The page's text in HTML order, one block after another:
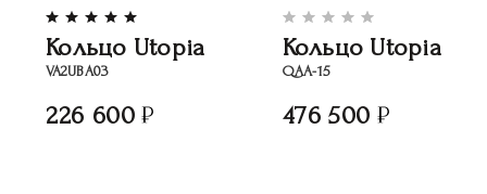
Кольцо Utopia
VA2UBA03
226 600
Кольцо Utopia
QAA-15
476 500